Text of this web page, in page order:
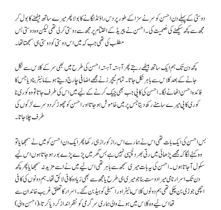
دوستی کے پہلے دن احسن کو سرنے سزا کے طور پر دس راؤنڈ لگانے کا بولا پھر میرے ساتھ بیٹھنے کا بول کر
مجھ سے کچھ سیکھنے کی نصحیت کی۔ احسن نے پیریڈ کے اختتام پر مجھ سے دوستی کرلی تھی لیکن وہ دوستی بس
مطلب کی تھی جب کہ میں اس دوستی کو دوستی ہی سمجھتا تھا۔
کچھ دن تک ہم ایک ساتھ بیٹھے رہتے پھر آہستہ آہستہ احسن کی طرح میں بھی سر کے کلاس سے نکل
جانے کے بعد کلاس سے باہر نکل جاتا۔ تمام ٹیچرز نے مجھے اضافی چارج دیتے ہوئے مانیٹر بنا دیا جس کا
فائدہ احسن اٹھانے لگا۔ احسن کی کاپی جب بھی چیک کرنے کے لیے میں اس کی طرف جاتا تو وہ کوری نا
کوری کاپی میرے سامنے رکھ دیتا جس پر میں خاموش ہوجاتا اور احسن کو چھوڑ کر دوسرے لڑکوں کی
طرف چلا جاتا۔
بس احسن کی ایک بات تھی اس نے ہمارے اس راز کو راز ہی رکھا پھر ایک دن احسن کو میں نے سمجھایا تو
وہ کہنے لگا کہ مجھے پڑھائی میں رتی بھر دلچسپی نہیں ہے بس گھر میں پڑے پڑے بور ہوجاتا ہوں اس لیے
سکول آجاتا ہوں۔ احسن کی یہ بات میری سمجھ سے باہر تھی اس لیے میں نے اسے مزید نہ سمجھایا پھر کچھ
دن تک اسرار نامی میرا دوست بنا جو میری ہی طرح یا مجھ سے بھی زیادہ کافی لائق تھا۔ ہم دونوں کی کافی
اچھی جوڑی بن چکی تھی ہم دونوں کلاس مانیٹر اور اسمبلی کو ہیڈ بن گئے۔ اسرار کا تعلق غریب خاندان سے
تھا اس لیے وہ کلاس میں ہونے والی ہماری سرگرمی کو نظر انداز کردیا کرتا، (احسن والی)